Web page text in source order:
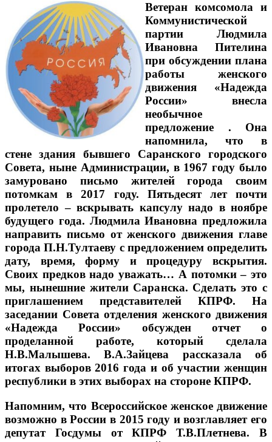
Ветеран комсомола и
Коммунистической
партии Людмила
Ивановна Пителина
при обсуждении плана
работы женского
движения «Надежда
России» внесла
необычное
предложение . Она
напомнила, что в
стене здания бывшего Саранского городского
Совета, ныне Администрации, в 1967 году было
замуровано письмо жителей города своим
потомкам в 2017 году. Пятьдесят лет почти
пролетело – вскрывать капсулу надо в ноябре
будущего года. Людмила Ивановна предложила
направить письмо от женского движения главе
города П.Н.Тултаеву с предложением определить
дату, время, форму и процедуру вскрытия.
Своих предков надо уважать… А потомки – это
мы, нынешние жители Саранска. Сделать это с
приглашением представителей КПРФ. На
заседании Совета отделения женского движения
«Надежда России» обсужден отчет о
проделанной работе, который сделала
Н.В.Малышева. В.А.Зайцева рассказала об
итогах выборов 2016 года и об участии женщин
республики в этих выборах на стороне КПРФ.
Напомним, что Всероссийское женское движение
возможно в России в 2015 году и возглавляет его
депутат Госдумы от КПРФ Т.В.Плетнева. В